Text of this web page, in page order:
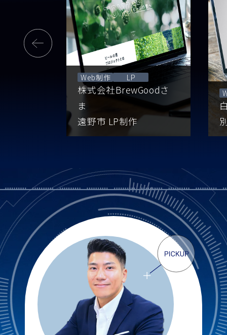
Web制作 LP
株式会社BrewGoodさ
ま
遠野市 LP制作